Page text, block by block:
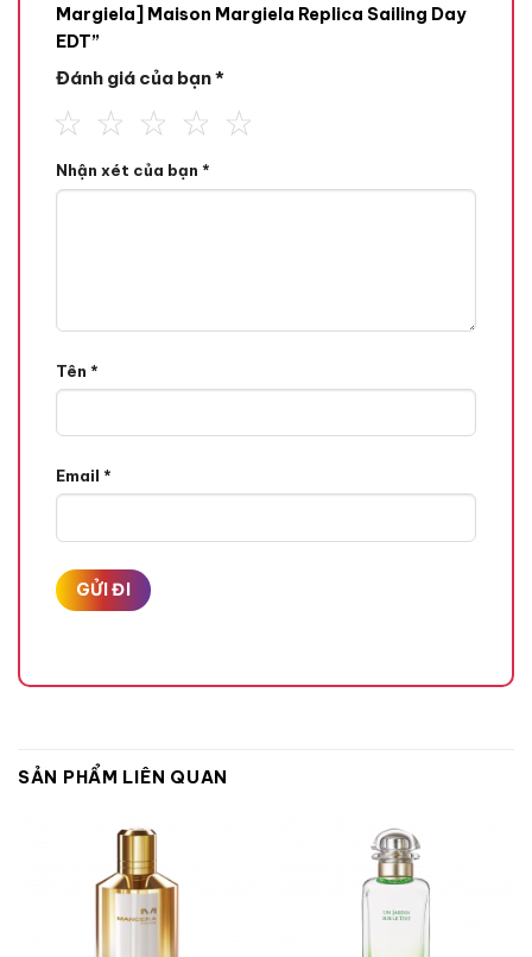
Mùi hương
Hương Amyl Salicylate,
Margiela] Maison Margiela Replica Sailing Day
EDT”
Đánh giá của bạn*
Nhận xét của bạn *
Tên *
Email *
SẢN PHẨM LIÊN QUAN